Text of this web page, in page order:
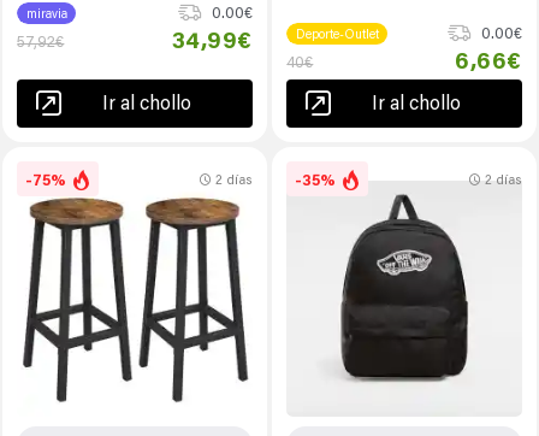
miravia
0.00€
57,92€
34,99€
Ir al chollo
Deporte-Outlet
0.00€
40€
6,66€
Ir al chollo
-75% 2 días -35% 2 días